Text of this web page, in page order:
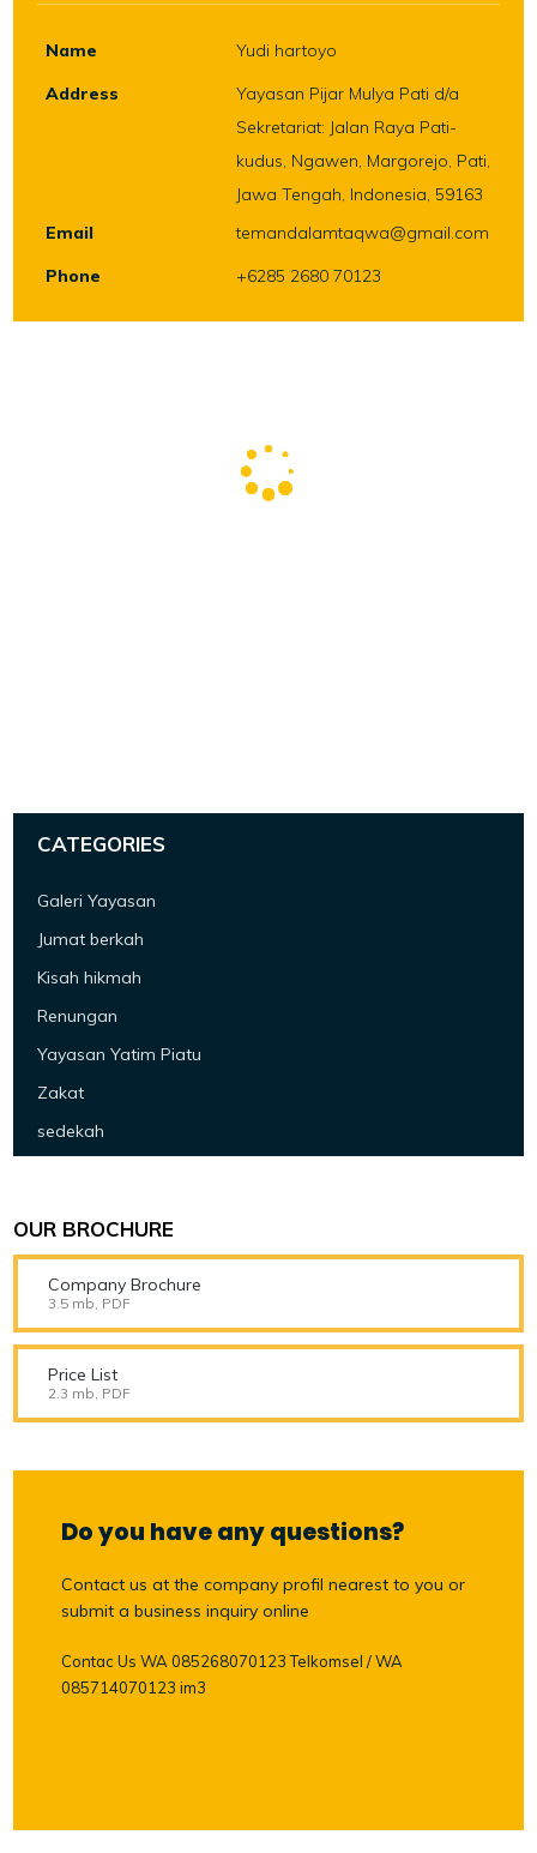
Name
Yudi hartoyo
Address
Yayasan Pijar Mulya Pati d/a
Sekretariat: Jalan Raya Pati-
kudus, Ngawen, Margorejo, Pati,
Jawa Tengah, Indonesia, 59163
Email
temandalamtaqwa@gmail.com
Phone
+6285 2680 70123
CATEGORIES
Galeri Yayasan
Jumat berkah
Kisah hikmah
Renungan
Yayasan Yatim Piatu
Zakat
sedekah
OUR BROCHURE
Company Brochure
3.5 mb, PDF
Price List
2.3 mb, PDF
Do you have any questions?
Contact us at the company profil nearest to you or
submit a business inquiry online
Contac Us WA 085268070123 Telkomsel / WA
085714070123 im3